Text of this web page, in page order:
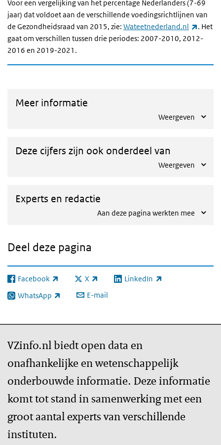
Voor een vergelijking van het percentage Nederlanders (7-69
jaar) dat voldoet aan de verschillende voedingsrichtlijnen van
de Gezondheidsraad van 2015, zie: Wateetnederland.nl
. Het
gaat om verschillen tussen drie periodes: 2007-2010, 2012-
2016 en 2019-2021.
Meer informatie
Weergeven
Deze cijfers zijn ook onderdeel van
Weergeven
Experts en redactie
Aan deze pagina werkten mee
Deel deze pagina
Facebook
(externe link) X
(externe link) LinkedIn
(externe link)
WhatsApp
(externe link) E-mail
VZinfo.nl biedt open data en
onafhankelijke en wetenschappelijk
onderbouwde informatie. Deze informatie
komt tot stand in samenwerking met een
groot aantal experts van verschillende
instituten.